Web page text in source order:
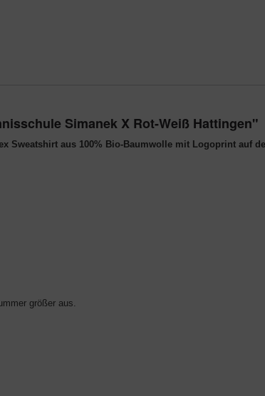
Simanek X Rot-Weiß Hattingen"
Sweatshirt aus 100% Bio-Baumwolle mit Logoprint auf
größer aus.